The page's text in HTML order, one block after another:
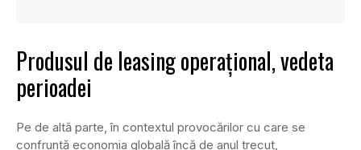
Produsul de leasing operațional, vedeta
perioadei
Pe de altă parte, în contextul provocărilor cu care se
confruntă economia globală încă de anul trecut,